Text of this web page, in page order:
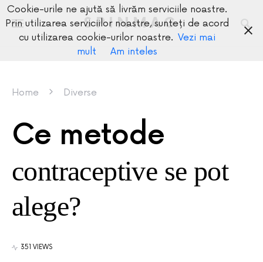
SPINMAG
Home Diverse
Ce metode
contraceptive se pot
alege?
351 VIEWS
Cookie-urile ne ajută să livrăm serviciile noastre.
Prin utilizarea serviciilor noastre, sunteți de acord
cu utilizarea cookie-urilor noastre. Vezi mai
mult
Am inteles